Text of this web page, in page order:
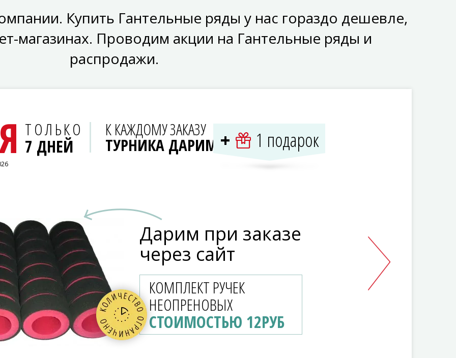
Купить Гантельные ряды у нас гораздо дешевле,
магазинах. Проводим акции на Гантельные ряды и
распродажи.
ТОЛЬКО
7 ДНЕЙ
К КАЖДОМУ ЗАКАЗУ
ТУРНИКА ДАРИМ + 1 подарок
Дарим при заказе
через сайт
КОМПЛЕКТ РУЧЕК
НЕОПРЕНОВЫХ
СТОИМОСТЬЮ 12РУБ